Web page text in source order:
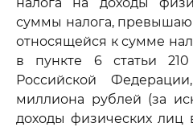
суммы налога,
относящейся к сумме
в пункте 6 статьи 210
Российской
миллиона рублей (за
доходы физических лиц